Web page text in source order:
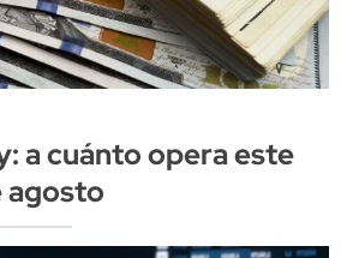
a cuánto opera este
agosto